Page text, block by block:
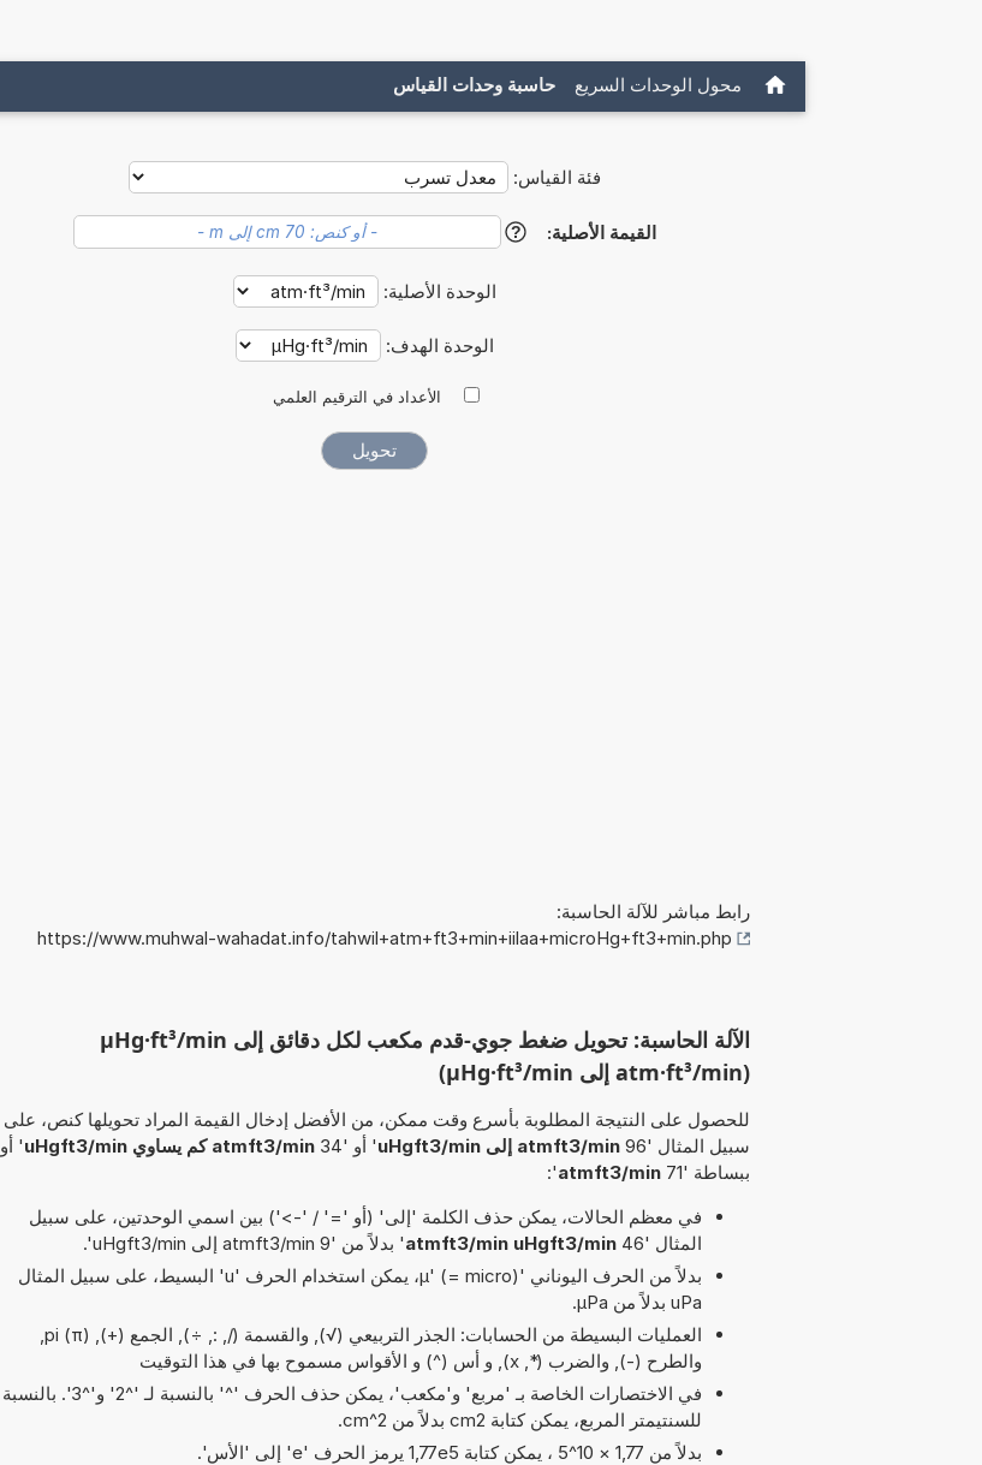
محول الوحدات السريع حاسبة وحدات القياس
فئة القياس:
القيمة الأصلية: ?
الوحدة الأصلية:
الوحدة الهدف:
الأعداد في الترقيم العلمي
رابط مباشر للآلة الحاسبة:
https://www.muhwal-wahadat.info/tahwil+atm+ft3+min+iilaa+microHg+ft3+min.php
الآلة الحاسبة: تحويل ضغط جوي-قدم مكعب لكل دقائق إلى µHg·ft³/min
(atm·ft³/min إلى µHg·ft³/min)
للحصول على النتيجة المطلوبة بأسرع وقت ممكن، من الأفضل إدخال القيمة المراد تحويلها كنص، على
سبيل المثال '96
atmft3/min إلى uHgft3/min ' أو '34 atmft3/min كم يساوي uHgft3/min
' أو
ببساطة '71
atmft3/min
':
في معظم الحالات، يمكن حذف الكلمة 'إلى' (أو '=' / '->') بين اسمي الوحدتين، على سبيل
المثال '46
atmft3/min uHgft3/min' بدلاً من '9 atmft3/min إلى uHgft3/min'.
بدلاً من الحرف اليوناني 'µ' (= micro)، يمكن استخدام الحرف 'u' البسيط، على سبيل المثال
uPa بدلاً من µPa.
والطرح (-), والضرب (*, x), و أس (^) و الأقواس مسموح بها في هذا التوقيت
في الاختصارات الخاصة بـ 'مربع' و'مكعب'، يمكن حذف الحرف '^' بالنسبة لـ '^2' و'^3'. بالنسبة
للسنتيمتر المربع، يمكن كتابة cm2 بدلاً من cm^2.
بدلاً من 1,77 × 10^5 ، يمكن كتابة 1,77e5 يرمز الحرف 'e' إلى 'الأس'.